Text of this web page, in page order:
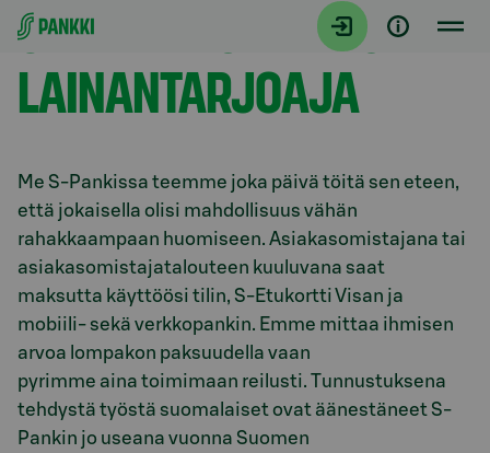
Siirry suoraan sisältöön
S-PANKKI ON REILU
LAINANTARJOAJA
Me S-Pankissa teemme joka päivä töitä sen eteen,
että jokaisella olisi mahdollisuus vähän
rahakkaampaan huomiseen. Asiakasomistajana tai
asiakasomistajatalouteen kuuluvana saat
maksutta käyttöösi tilin, S-Etukortti Visan ja
mobiili- sekä verkkopankin. Emme mittaa ihmisen
arvoa lompakon paksuudella vaan
pyrimme aina toimimaan reilusti. Tunnustuksena
tehdystä työstä suomalaiset ovat äänestäneet S-
Pankin jo useana vuonna Suomen